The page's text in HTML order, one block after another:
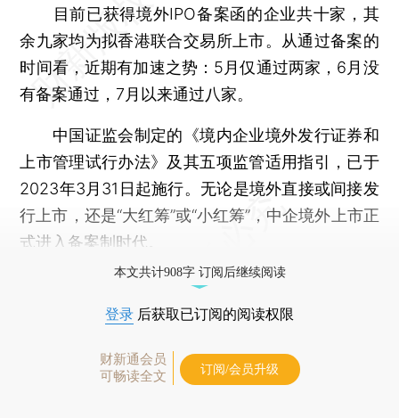
目前已获得境外IPO备案函的企业共十家，其
余九家均为拟香港联合交易所上市。从通过备案的
时间看，近期有加速之势：5月仅通过两家，6月没
有备案通过，7月以来通过八家。
中国证监会制定的《境内企业境外发行证券和
上市管理试行办法》及其五项监管适用指引，已于
2023年3月31日起施行。无论是境外直接或间接发
行上市，还是“大红筹”或“小红筹”，中企境外上市正
式进入备案制时代。
本文共计908字 订阅后继续阅读
登录 后获取已订阅的阅读权限
财新通会员
可畅读全文
订阅/会员升级